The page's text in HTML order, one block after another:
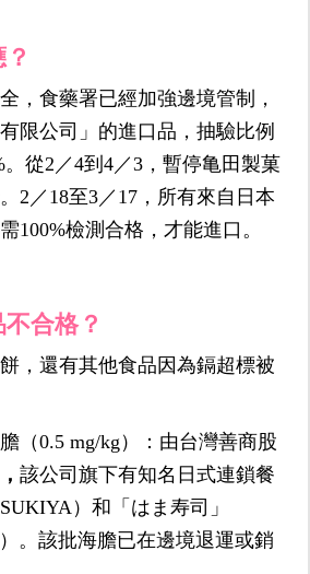
，食藥署已經加強邊境管制，
限公司」的進口品，抽驗比例
。從2／4到4／3，暫停亀田製菓
2／18至3／17，所有來自日本
100%檢測合格，才能進口。
合格？
，還有其他食品因為鎘超標被
（0.5 mg/kg）：由台灣善商股
， 該公司旗下有知名日式連鎖餐
）和「はま寿司」
。該批海膽已在邊境退運或銷